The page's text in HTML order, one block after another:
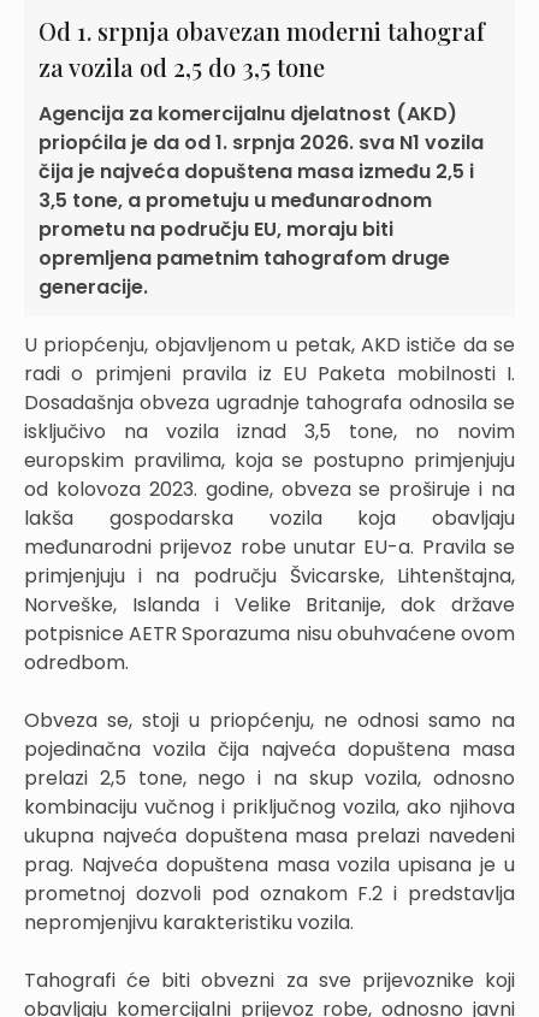
Od 1. srpnja obavezan moderni tahograf
za vozila od 2,5 do 3,5 tone
Agencija za komercijalnu djelatnost (AKD)
priopćila je da od 1. srpnja 2026. sva N1 vozila
čija je najveća dopuštena masa između 2,5 i
3,5 tone, a prometuju u međunarodnom
prometu na području EU, moraju biti
opremljena pametnim tahografom druge
generacije.
U priopćenju, objavljenom u petak, AKD ističe da se
radi o primjeni pravila iz EU Paketa mobilnosti I.
Dosadašnja obveza ugradnje tahografa odnosila se
isključivo na vozila iznad 3,5 tone, no novim
europskim pravilima, koja se postupno primjenjuju
od kolovoza 2023. godine, obveza se proširuje i na
lakša gospodarska vozila koja obavljaju
međunarodni prijevoz robe unutar EU-a. Pravila se
primjenjuju i na području Švicarske, Lihtenštajna,
Norveške, Islanda i Velike Britanije, dok države
potpisnice AETR Sporazuma nisu obuhvaćene ovom
odredbom.
Obveza se, stoji u priopćenju, ne odnosi samo na
pojedinačna vozila čija najveća dopuštena masa
prelazi 2,5 tone, nego i na skup vozila, odnosno
kombinaciju vučnog i priključnog vozila, ako njihova
ukupna najveća dopuštena masa prelazi navedeni
prag. Najveća dopuštena masa vozila upisana je u
prometnoj dozvoli pod oznakom F.2 i predstavlja
nepromjenjivu karakteristiku vozila.
Tahografi će biti obvezni za sve prijevoznike koji
obavljaju komercijalni prijevoz robe, odnosno javni